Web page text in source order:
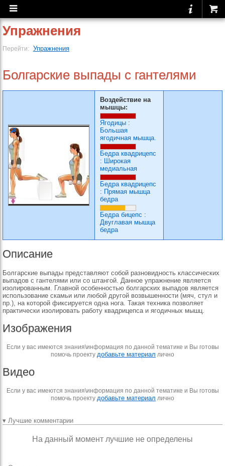
Упражнения
Перейти: Упражнения
Болгарские выпады с гантелями
Воздействие на
мышцы:
Ягодицы :
Большая
ягодичная мышца.
Бедра квадрицепс
: Широкая
медиальная
Бедра квадрицепс
: Прямая мышца
бедра
Бедра бицепс :
Двуглавая мышца
бедра
Описание
Болгарские выпады представляют собой разновидность классических
выпадов с гантелями или со штангой. Данное упражнение является
изолированным. Главной особенностью болгарских выпадов является
использование скамьи или любой другой возвышенности (мяч, стул и
пр.), на которой фиксируется одна нога. Такая техника позволяет
практически изолировать работу квадрицепса и ягодичных мышц.
Изображения
Если у вас имеются знания\информация по данной тематике и Вы готовы
помочь проекту добавьте материал лично
Видео
Если у вас имеются знания\информация по данной тематике и Вы готовы
помочь проекту добавьте материал лично
▾ Лучшие комментарии
На данный момент лучшие не определены